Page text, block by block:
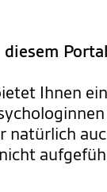
Ihnen
natürlich